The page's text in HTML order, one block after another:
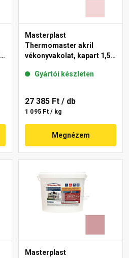
Masterplast
Thermomaster akril
vékonyvakolat, kapart 1,5
Gyártói készleten
27 385 Ft / db
1 095 Ft / kg
Megnézem
Masterplast